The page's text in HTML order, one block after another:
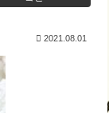
2021.08.01